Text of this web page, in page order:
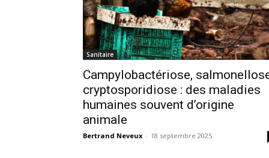
Sanitaire
Campylobactériose,
cryptosporidiose : des maladies
humaines souvent d’origine
animale
Bertrand Neveux - 18 septembre 2025